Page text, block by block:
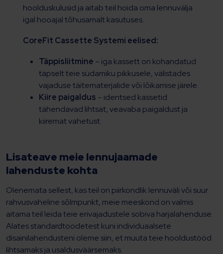
hoolduskulusid ja aitab teil hoida oma lennuvälja
igal hooajal tõhusamalt kasutuses.
CoreFit Cassette Systemi eelised:
Täppisliitmine – iga kassett on kohandatud
täpselt teie südamiku pikkusele, välistades
vajaduse täitematerjalide või lõikamise järele.
Kiire paigaldus – identsed kassetid
tähendavad lihtsat, veavaba paigaldust ja
kiiremat vahetust.
Lisateave meie lennujaamade
lahenduste kohta
Olenemata sellest, kas teil on piirkondlik lennuväli või suur
rahvusvaheline sõlmpunkt, meie meeskond on valmis
aitama teil leida teie erivajadustele sobiva harjalahenduse.
Alates standardtoodetest kuni individuaalsete
disainilahendusteni oleme siin, et muuta teie hooldustööd
lihtsamaks ja usaldusväärsemaks.